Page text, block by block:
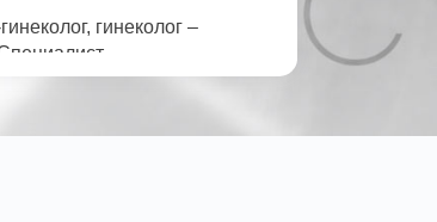
гинеколог –